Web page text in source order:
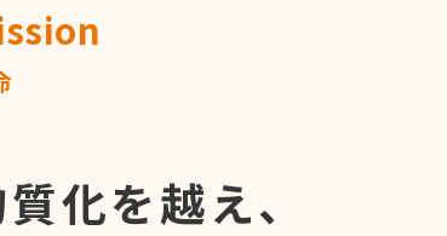
化を越え、